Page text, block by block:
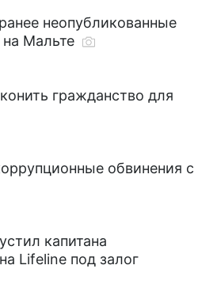
неопубликованные
Мальте
гражданство для
обвинения с
капитана
Lifeline под залог